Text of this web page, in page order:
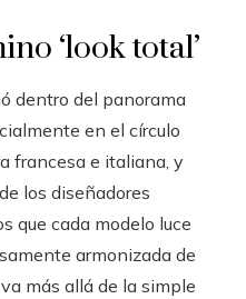
‘look total’
dentro del panorama
en el círculo
francesa e italiana, y
los diseñadores
que cada modelo luce
armonizada de
más allá de la simple